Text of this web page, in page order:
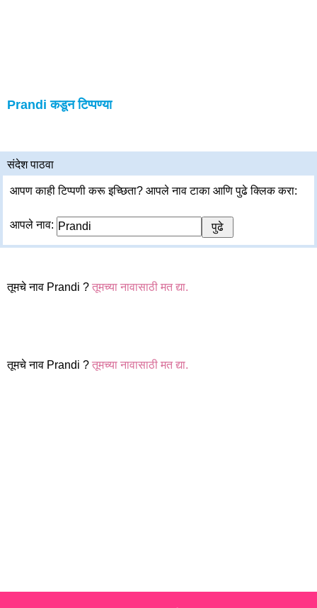
Prandi कडून टिप्पण्या
संदेश पाठवा
आपण काही टिप्पणी करू इच्छिता? आपले नाव टाका आणि पुढे क्लिक करा:
आपले नाव:
तूमचे नाव Prandi ? तूमच्या नावासाठी मत द्या.
तूमचे नाव Prandi ? तूमच्या नावासाठी मत द्या.